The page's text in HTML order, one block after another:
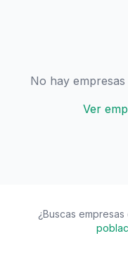
No hay
Ver
¿Buscas